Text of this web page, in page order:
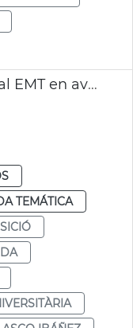
Mejora velocidad comercial EMT en avenida Blasco IBÁÑEZ València
TEMÁTICA